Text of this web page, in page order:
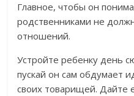
Главное, чтобы он
родственниками не
отношений.
Устройте ребенку день
пускай он сам обдумает
своих товарищей. Дайте